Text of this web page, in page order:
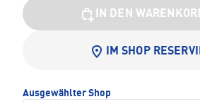
IN DEN
IM SHOP
Ausgewählter Shop